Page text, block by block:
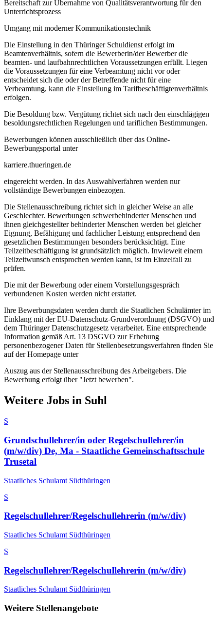
Bereitschaft zur Übernahme von Qualitätsverantwortung für den
Unterrichtsprozess
Umgang mit moderner Kommunikationstechnik
Die Einstellung in den Thüringer Schuldienst erfolgt im
Beamtenverhältnis, sofern die Bewerberin/der Bewerber die
beamten- und laufbahnrechtlichen Voraussetzungen erfüllt. Liegen
die Voraussetzungen für eine Verbeamtung nicht vor oder
entscheidet sich die oder der Betreffende nicht für eine
Verbeamtung, kann die Einstellung im Tarifbeschäftigtenverhältnis
erfolgen.
Die Besoldung bzw. Vergütung richtet sich nach den einschlägigen
besoldungsrechtlichen Regelungen und tariflichen Bestimmungen.
Bewerbungen können ausschließlich über das Online-
Bewerbungsportal unter
karriere.thueringen.de
eingereicht werden. In das Auswahlverfahren werden nur
vollständige Bewerbungen einbezogen.
Die Stellenausschreibung richtet sich in gleicher Weise an alle
Geschlechter. Bewerbungen schwerbehinderter Menschen und
ihnen gleichgestellter behinderter Menschen werden bei gleicher
Eignung, Befähigung und fachlicher Leistung entsprechend den
gesetzlichen Bestimmungen besonders berücksichtigt. Eine
Teilzeitbeschäftigung ist grundsätzlich möglich. Inwieweit einem
Teilzeitwunsch entsprochen werden kann, ist im Einzelfall zu
prüfen.
Die mit der Bewerbung oder einem Vorstellungsgespräch
verbundenen Kosten werden nicht erstattet.
Ihre Bewerbungsdaten werden durch die Staatlichen Schulämter im
Einklang mit der EU-Datenschutz-Grundverordnung (DSGVO) und
dem Thüringer Datenschutzgesetz verarbeitet. Eine entsprechende
Information gemäß Art. 13 DSGVO zur Erhebung
personenbezogener Daten für Stellenbesetzungsverfahren finden Sie
auf der Homepage unter
Auszug aus der Stellenausschreibung des Arbeitgebers. Die
Bewerbung erfolgt über "Jetzt bewerben".
Weitere Jobs in Suhl
S
Grundschullehrer/in oder Regelschullehrer/in
(m/w/div) De, Ma - Staatliche Gemeinschaftsschule
Trusetal
Staatliches Schulamt Südthüringen
S
Regelschullehrer/Regelschullehrerin (m/w/div)
Staatliches Schulamt Südthüringen
S
Regelschullehrer/Regelschullehrerin (m/w/div)
Staatliches Schulamt Südthüringen
Weitere Stellenangebote